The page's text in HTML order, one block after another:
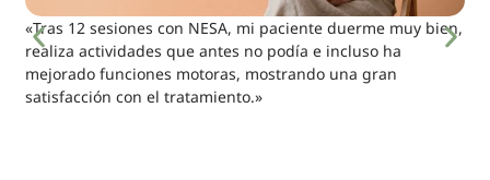
«Tras 12 sesiones con NESA, mi paciente duerme muy bien,
realiza actividades que antes no podía e incluso ha
mejorado funciones motoras, mostrando una gran
satisfacción con el tratamiento.»